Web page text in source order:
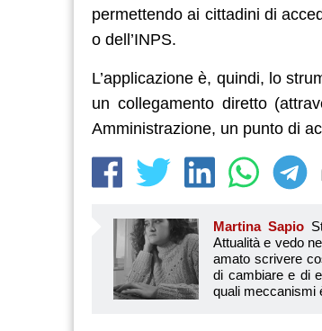
permettendo ai cittadini di
o dell’INPS.
L’applicazione è, quindi, lo
un collegamento diretto
Amministrazione, un punto di
Martina Sapio
Attualità e vedo
amato scrivere
di cambiare e di
quali meccanismi